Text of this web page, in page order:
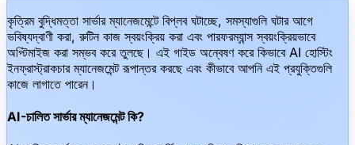
কৃত্রিম বুদ্ধিমত্তা সার্ভার ম্যানেজমেন্টে বিপ্লব ঘটাচ্ছে, সমস্যাগুলি ঘটার আগে
ভবিষ্যদ্বাণী করা, রুটিন কাজ স্বয়ংক্রিয় করা এবং পারফরম্যান্স স্বয়ংক্রিয়ভাবে
অপ্টিমাইজ করা সম্ভব করে তুলছে। এই গাইড অন্বেষণ করে কিভাবে AI হোস্টিং
ইনফ্রাস্ট্রাকচার ম্যানেজমেন্ট রূপান্তর করছে এবং কীভাবে আপনি এই প্রযুক্তিগুলি
কাজে লাগাতে পারেন।
AI-চালিত সার্ভার ম্যানেজমেন্ট কি?